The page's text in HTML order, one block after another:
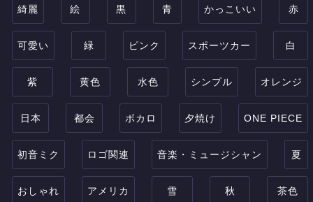
綺麗 絵 黒 青 かっこいい 赤
可愛い 緑 ピンク スポーツカー 白
紫 黄色 水色 シンプル オレンジ
日本 都会 ボカロ 夕焼け ONE PIECE
初音ミク ロゴ関連 音楽・ミュージシャン 夏
おしゃれ アメリカ 雪 秋 茶色